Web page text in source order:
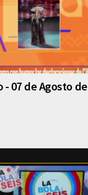
- 07 de Agosto